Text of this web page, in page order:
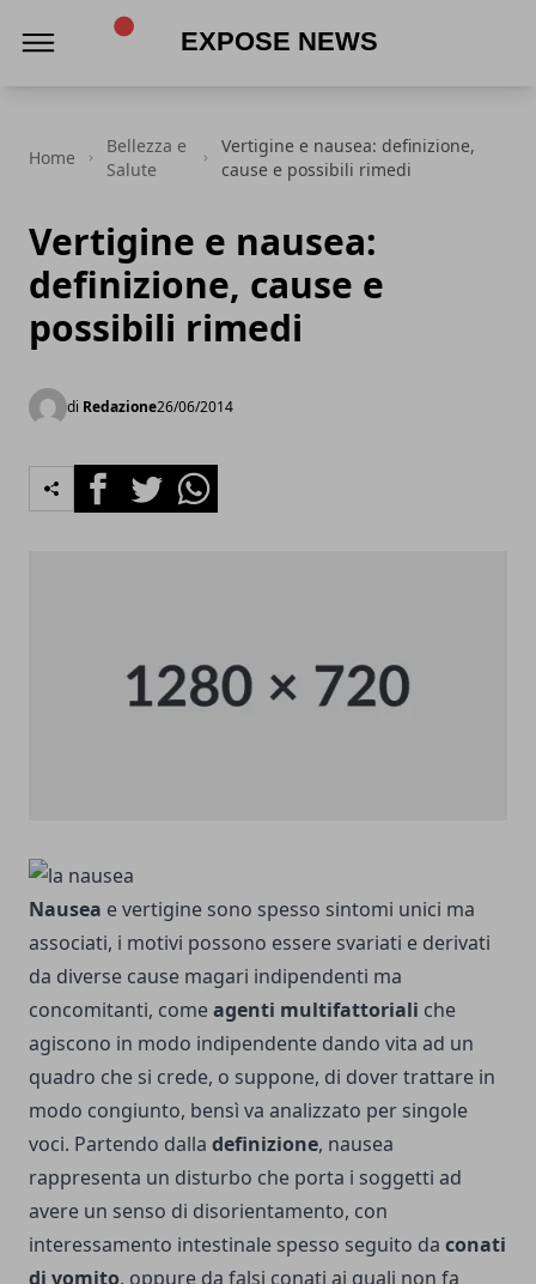
Home
Bellezza e
Salute
Vertigine e nausea: definizione,
cause e possibili rimedi
Vertigine e nausea:
definizione, cause e
possibili rimedi
di Redazione26/06/2014
FacebookTwitterWhatsapp
Nausea e vertigine sono spesso sintomi unici ma
associati, i motivi possono essere svariati e derivati
da diverse cause magari indipendenti ma
concomitanti, comeagenti multifattoriali che
agiscono in modo indipendente dando vita ad un
quadro che si crede, o suppone, di dover trattare in
modo congiunto, bensì va analizzato per singole
voci. Partendo dalla definizione, nausea
rappresenta un disturbo che porta i soggetti ad
avere un senso di disorientamento, con
interessamento intestinale spesso seguito da conati
di vomito, oppure da falsi conati ai quali non fa